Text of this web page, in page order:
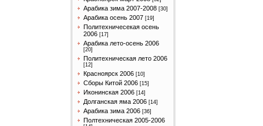
Арабика зима 2007-2008 [30]
Арабика осень 2007 [19]
Политехничесекая осень
2006 [17]
Арабика лето-осень 2006
[20]
Политехническая лето 2006
[12]
Красноярск 2006 [10]
Сборы Китой 2006 [15]
Иконинская 2006 [14]
Долганская яма 2006 [14]
Арабика зима 2006 [36]
Полтехническая 2005-2006